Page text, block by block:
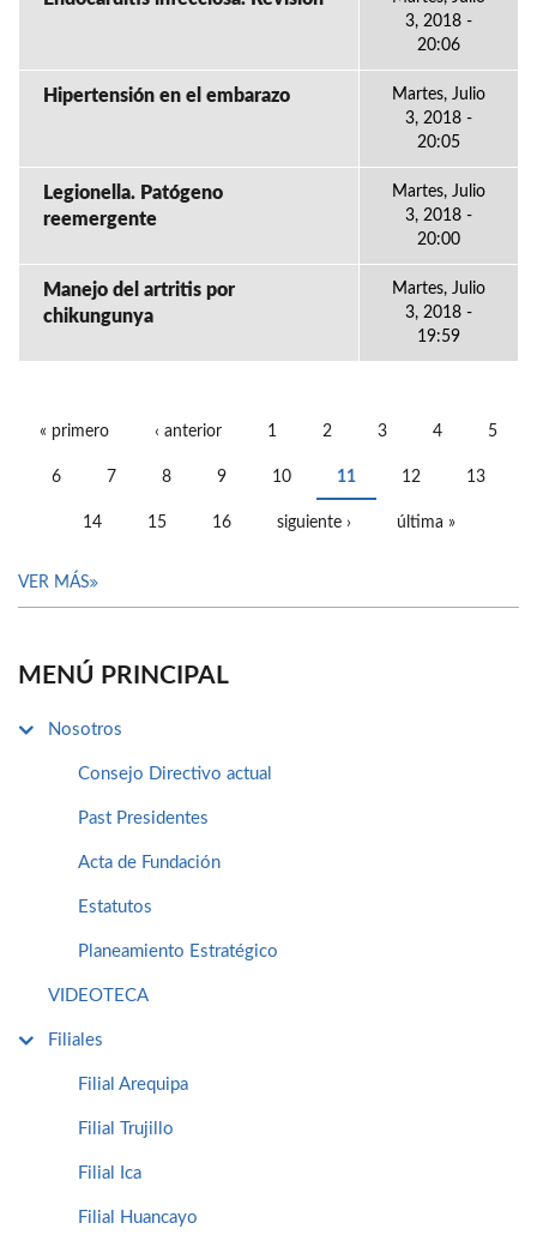
3, 2018 -
20:06
Hipertensión en el embarazo
Martes, Julio
3, 2018 -
20:05
Legionella. Patógeno
reemergente
Martes, Julio
3, 2018 -
20:00
Manejo del artritis por
chikungunya
Martes, Julio
3, 2018 -
19:59
« primero ‹ anterior 1 2 3 4 5
6 7 8 9 10 11 12 13
14 15 16 siguiente › última »
VER MÁS
MENÚ PRINCIPAL
Nosotros
Consejo Directivo actual
Past Presidentes
Acta de Fundación
Estatutos
Planeamiento Estratégico
VIDEOTECA
Filiales
Filial Arequipa
Filial Trujillo
Filial Ica
Filial Huancayo